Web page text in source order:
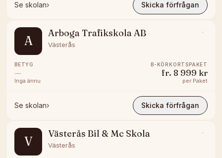
Se skolan› Skicka förfrågan
A
Arboga Trafikskola AB
Västerås
BETYG
—
Inga ännu
B-KÖRKORTSPAKET
fr. 8 999 kr
per Paket
Se skolan› Skicka förfrågan
V
Västerås Bil & Mc Skola
Västerås